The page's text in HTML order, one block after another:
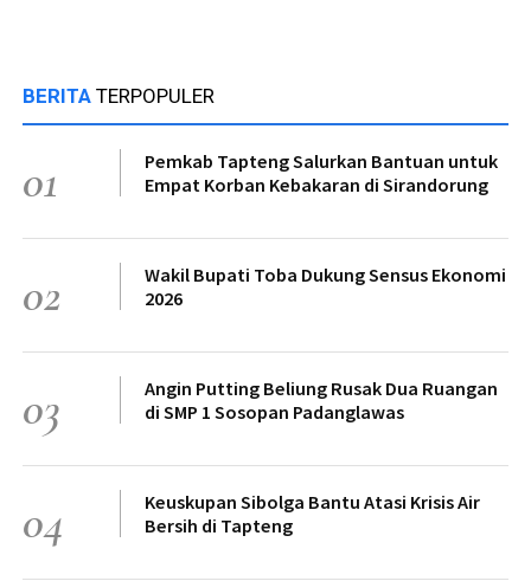
BERITA TERPOPULER
01
Pemkab Tapteng Salurkan Bantuan untuk
Empat Korban Kebakaran di Sirandorung
02
Wakil Bupati Toba Dukung Sensus Ekonomi
2026
03
Angin Putting Beliung Rusak Dua Ruangan
di SMP 1 Sosopan Padanglawas
04
Keuskupan Sibolga Bantu Atasi Krisis Air
Bersih di Tapteng